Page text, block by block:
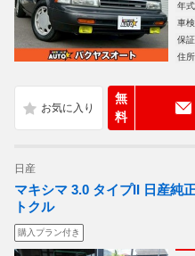
年式
車検
保証
住所
無
料
日産
マキシマ 3.0 タイプII 日産
トクル
購入プラン付き